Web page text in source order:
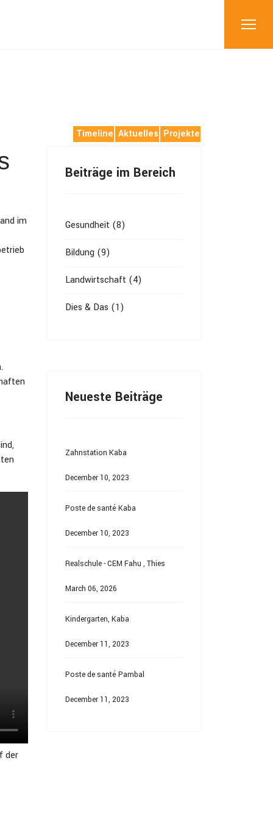
Timeline Aktuelles Projekte
im
der
Beiträge im Bereich
Gesundheit (8)
Bildung (9)
Landwirtschaft (4)
Dies & Das (1)
Neueste Beiträge
Zahnstation Kaba
December 10, 2023
Poste de santé Kaba
December 10, 2023
Realschule - CEM Fahu , Thies
March 06, 2026
Kindergarten, Kaba
December 11, 2023
Poste de santé Pambal
December 11, 2023